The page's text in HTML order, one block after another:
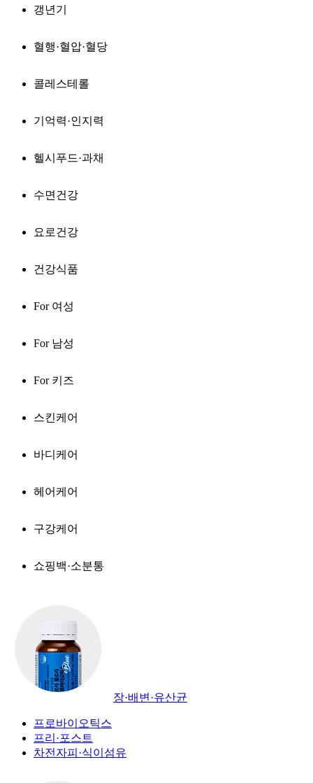
갱년기
혈행·혈압·혈당
콜레스테롤
기억력·인지력
헬시푸드·과채
수면건강
요로건강
건강식품
For 여성
For 남성
For 키즈
스킨케어
바디케어
헤어케어
구강케어
쇼핑백·소분통
장·배변·유산균
프로바이오틱스
프리·포스트
차전자피·식이섬유